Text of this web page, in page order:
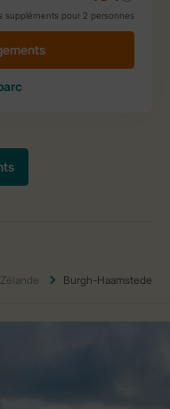
Zélande Burgh-Haamstede